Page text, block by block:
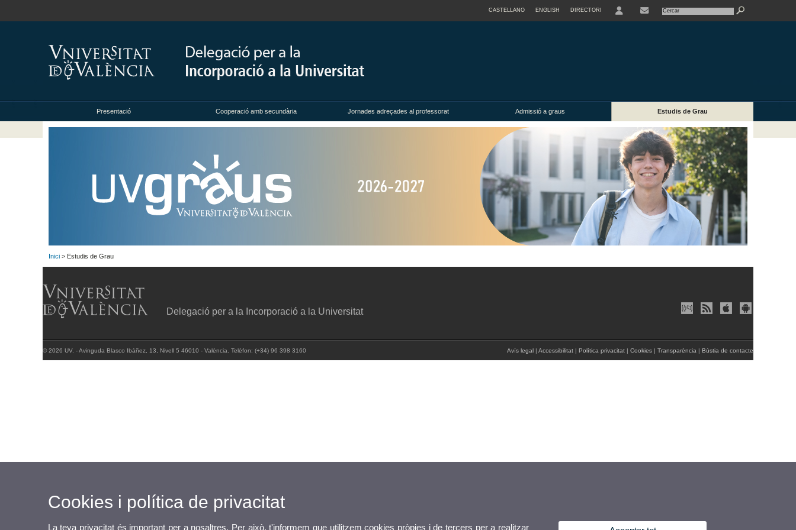
CASTELLANO ENGLISH DIRECTORI
Presentació Cooperació amb secundària Jornades adreçades al professorat Admissió a graus Estudis de Grau
Inici > Estudis de Grau
Delegació per a la Incorporació a la Universitat
© 2026 UV. - Avinguda Blasco Ibáñez, 13, Nivell 5 46010 - València. Telèfon: (+34) 96 398 3160 Avís legal | Accessibilitat | Política privacitat | Cookies | Transparència | Bústia de contacte
Cookies i política de privacitat
La teva privacitat és important per a nosaltres. Per això, t'informem que utilitzem cookies pròpies i de tercers per a realitzar